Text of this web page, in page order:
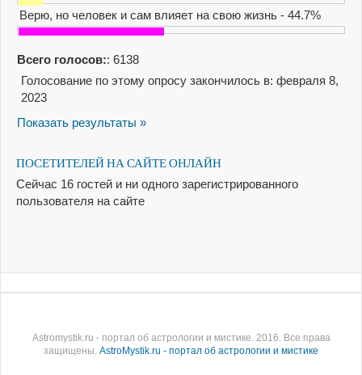
Верю, но человек и сам влияет на свою жизнь - 44.7%
Всего голосов:: 6138
Голосование по этому опросу закончилось в: февраля 8,
2023
Показать результаты »
ПОСЕТИТЕЛЕЙ НА САЙТЕ ОНЛАЙН
Сейчас 16 гостей и ни одного зарегистрированного
пользователя на сайте
Astromystik.ru - портал об астрологии и мистике. 2016. Все права
защищены. AstroMystik.ru - портал об астрологии и мистике